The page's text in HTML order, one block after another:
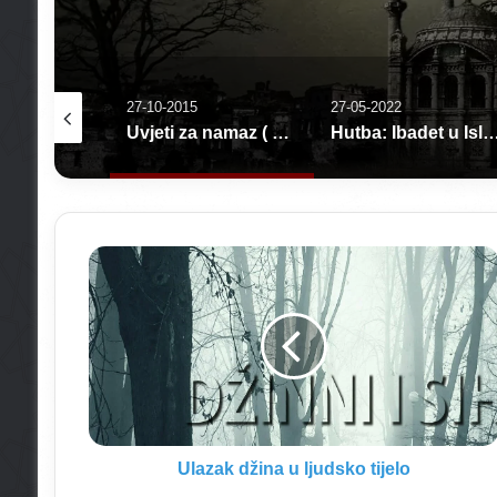
27-05-2022
Hutba: Ibadet u Islamu
18-11-2015
Bosanski
U
l
a
z
a
k
d
ž
i
Ulazak džina u ljudsko tijelo